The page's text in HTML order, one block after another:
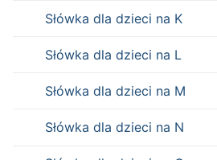
Słówka dla dzieci na K
Słówka dla dzieci na L
Słówka dla dzieci na M
Słówka dla dzieci na N